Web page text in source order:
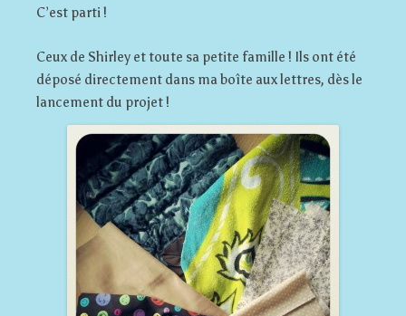
C’est parti !
Ceux de Shirley et toute sa petite famille ! Ils ont été
déposé directement dans ma boîte aux lettres, dès le
lancement du projet !